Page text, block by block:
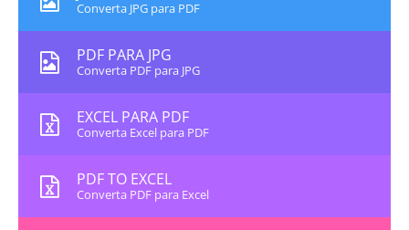
Converta JPG para PDF
PDF PARA JPG
Converta PDF para JPG
EXCEL PARA PDF
Converta Excel para PDF
PDF TO EXCEL
Converta PDF para Excel